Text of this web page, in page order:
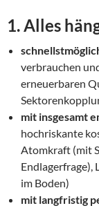
1. Alles
verbrauchen
erneuerbaren
mit insgesamt
hochriskante
Atomkraft (mit
Endlagerfrage),
im Boden)
mit langfristig